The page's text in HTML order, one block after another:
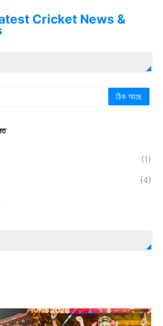
Cricket News &
(1)
(4)